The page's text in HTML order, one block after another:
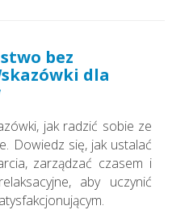
bez
dla
jak radzić sobie ze
Dowiedz się, jak ustalać
zarządzać czasem i
aby uczynić